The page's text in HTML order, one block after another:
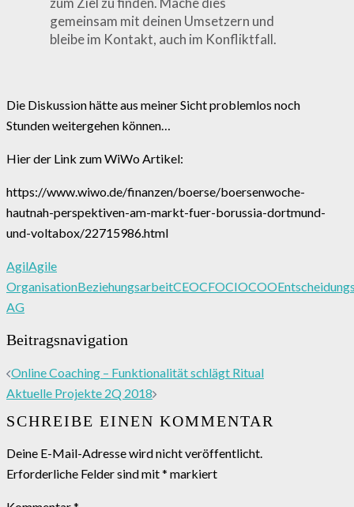
gemeinsam mit deinen Umsetzern und
bleibe im Kontakt, auch im Konfliktfall.
Die Diskussion hätte aus meiner Sicht problemlos noch
Stunden weitergehen können…
Hier der Link zum WiWo Artikel:
https://www.wiwo.de/finanzen/boerse/boersenwoche-
hautnah-perspektiven-am-markt-fuer-borussia-dortmund-
und-voltabox/22715986.html
AgilAgile
OrganisationBeziehungsarbeitCEOCFOCIOCOO
AG
Beitragsnavigation
Online Coaching – Funktionalität schlägt Ritual
Aktuelle Projekte 2Q 2018
SCHREIBE EINEN KOMMENTAR
Deine E-Mail-Adresse wird nicht veröffentlicht.
Erforderliche Felder sind mit* markiert